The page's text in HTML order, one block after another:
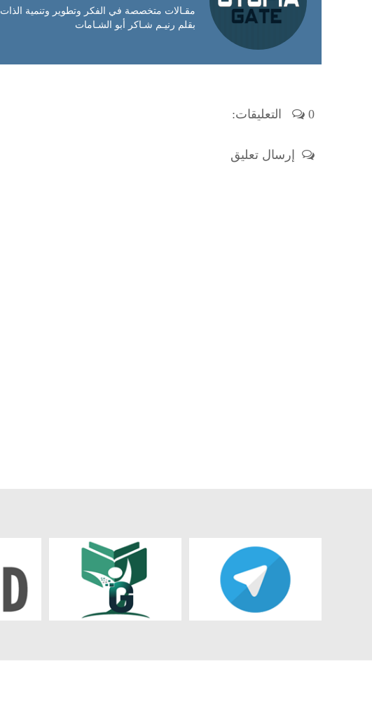
مقـالات متخصصة في الفكر وتطوير وتنمية الذات
بقلم رنيـم شـاكر أبو الشـامات
0 التعليقات:
إرسال تعليق